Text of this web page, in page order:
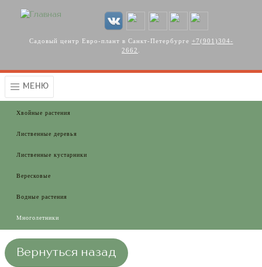
Садовый центр Евро-плант в Санкт-Петербурге +7(901)304-
2662
МЕНЮ
Хвойные растения
Лиственные деревья
Лиственные кустарники
Вересковые
Водные растения
Многолетники
Вернуться назад